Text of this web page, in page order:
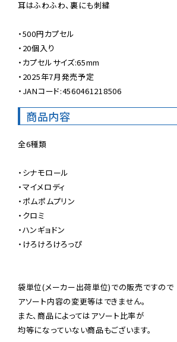
耳はふわふわ、裏にも刺繍
・500円カプセル
・20個入り
・カプセルサイズ:65mm
・2025年7月発売予定
・JANコード:4560461218506
商品内容
全6種類
・シナモロール
・マイメロディ
・ポムポムプリン
・クロミ
・ハンギョドン
・けろけろけろっぴ
袋単位(メーカー出荷単位)での販売ですので
アソート内容の変更等はできません。
また、商品によってはアソート比率が
均等になっていない商品もございます。